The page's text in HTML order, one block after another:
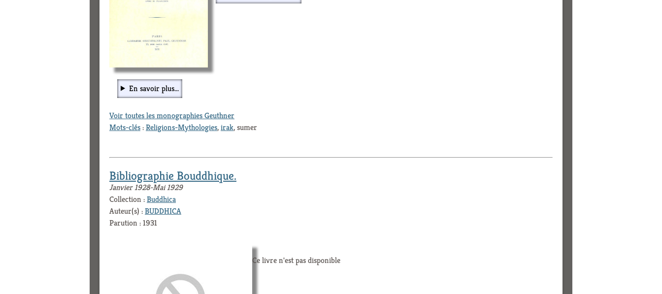
En savoir plus...
Voir toutes les monographies Geuthner
Mots-clés:Religions-Mythologies,irak, sumer
Bibliographie Bouddhique.
Janvier 1928-Mai 1929
Collection :Buddhica
Auteur(s) :BUDDHICA
Parution : 1931
Ce livre n'est pas disponible